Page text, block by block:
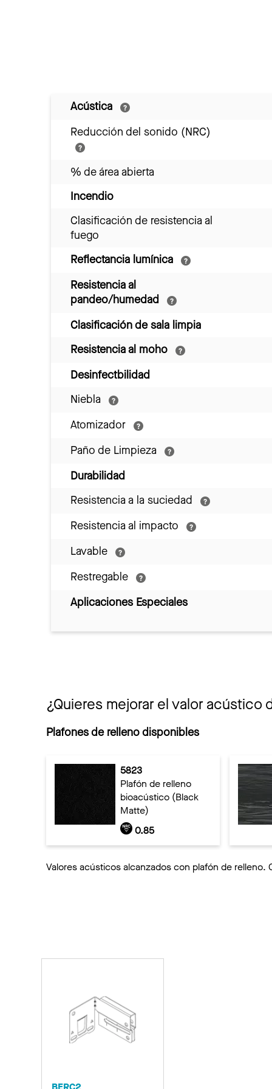
Acústica
Reducción del sonido (NRC)
% de área abierta
Incendio
Clasificación de resistencia al
fuego
Reflectancia lumínica
Resistencia al
pandeo/humedad
Clasificación de sala limpia
Resistencia al moho
Desinfectbilidad
Niebla
Atomizador
Paño de Limpieza
Durabilidad
Resistencia a la suciedad
Resistencia al impacto
Lavable
Restregable
Aplicaciones Especiales
¿Quieres mejorar el valor acústico
Plafones de relleno disponibles
5823
Plafón de relleno
bioacústico (Black
Matte)
0.85
Valores acústicos alcanzados con plafón de